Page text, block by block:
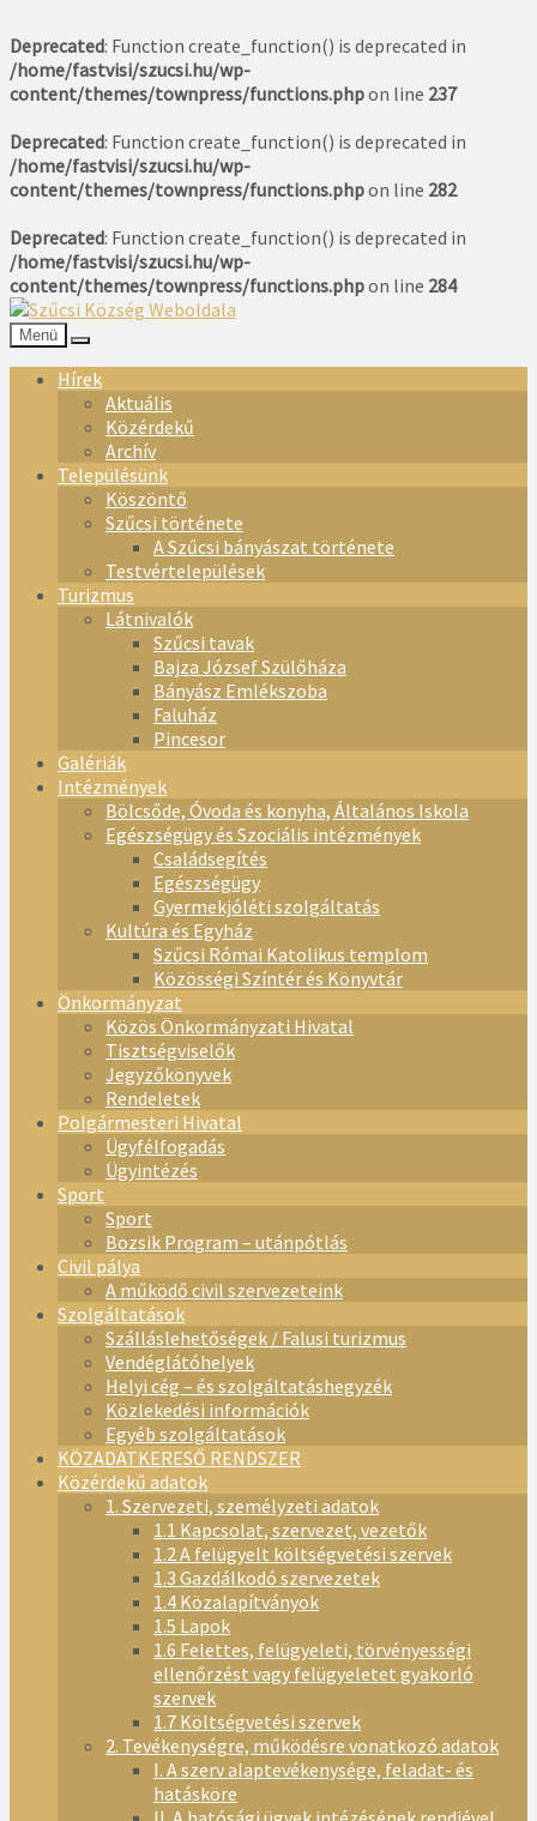
Deprecated: Function create_function() is deprecated in
/home/fastvisi/szucsi.hu/wp-
content/themes/townpress/functions.phpon line 237
Deprecated: Function create_function() is deprecated in
/home/fastvisi/szucsi.hu/wp-
content/themes/townpress/functions.phpon line 282
Deprecated: Function create_function() is deprecated in
/home/fastvisi/szucsi.hu/wp-
content/themes/townpress/functions.phpon line 284
Menü
Hírek
Aktuális
Közérdekű
Archív
Településünk
Köszöntő
Szűcsi története
A Szűcsi bányászat története
Testvértelepülések
Turizmus
Látnivalók
Szűcsi tavak
Bajza József Szülőháza
Bányász Emlékszoba
Faluház
Pincesor
Galériák
Intézmények
Bölcsőde, Óvoda és konyha, Általános Iskola
Egészségügy és Szociális intézmények
Családsegítés
Egészségügy
Gyermekjóléti szolgáltatás
Kultúra és Egyház
Szűcsi Római Katolikus templom
Közösségi Színtér és Könyvtár
Önkormányzat
Közös Önkormányzati Hivatal
Tisztségviselők
Jegyzőkönyvek
Rendeletek
Polgármesteri Hivatal
Ügyfélfogadás
Ügyintézés
Sport
Sport
Bozsik Program – utánpótlás
Civil pálya
A működő civil szervezeteink
Szolgáltatások
Szálláslehetőségek / Falusi turizmus
Vendéglátóhelyek
Helyi cég – és szolgáltatáshegyzék
Közlekedési információk
Egyéb szolgáltatások
KÖZADATKERESŐ RENDSZER
Közérdekű adatok
1. Szervezeti, személyzeti adatok
1.1 Kapcsolat, szervezet, vezetők
1.2 A felügyelt költségvetési szervek
1.3 Gazdálkodó szervezetek
1.4 Közalapítványok
1.5 Lapok
1.6 Felettes, felügyeleti, törvényességi
ellenőrzést vagy felügyeletet gyakorló
szervek
1.7 Költségvetési szervek
2. Tevékenységre, működésre vonatkozó adatok
I. A szerv alaptevékenysége, feladat- és
hatásköre